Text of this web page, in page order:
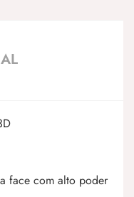
face com alto poder